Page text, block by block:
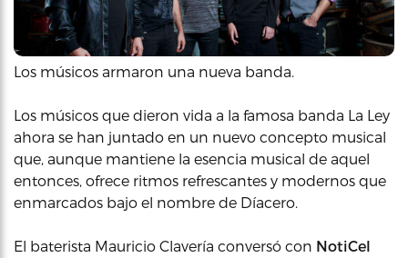
Los músicos armaron una nueva banda.
Los músicos que dieron vida a la famosa banda La Ley
ahora se han juntado en un nuevo concepto musical
que, aunque mantiene la esencia musical de aquel
entonces, ofrece ritmos refrescantes y modernos que
enmarcados bajo el nombre de Díacero.
El baterista Mauricio Clavería conversó con NotiCel